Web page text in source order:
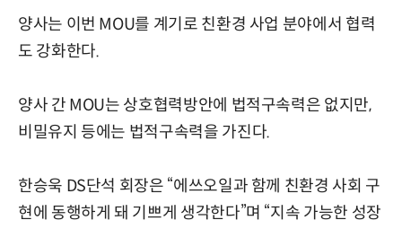
양사는 이번 MOU를 계기로 친환경 사업 분야에서 협력
도 강화한다.
양사 간 MOU는 상호협력방안에 법적구속력은 없지만,
비밀유지 등에는 법적구속력을 가진다.
한승욱 DS단석 회장은 “에쓰오일과 함께 친환경 사회 구
현에 동행하게 돼 기쁘게 생각한다”며 “지속 가능한 성장